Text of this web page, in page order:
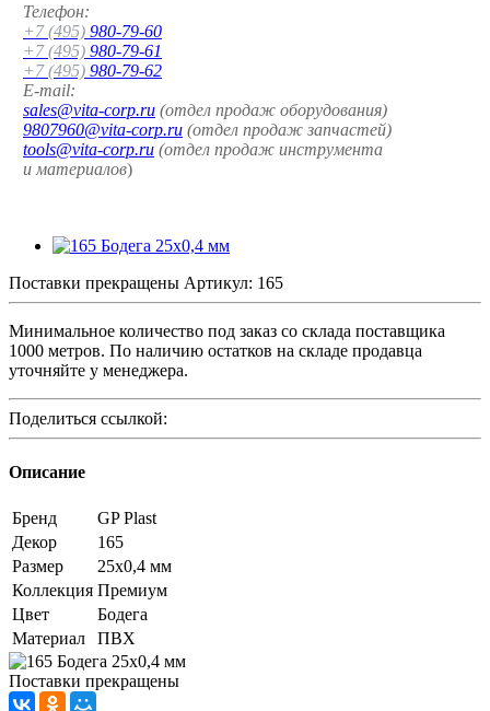
Телефон:
+7 (495) 980-79-60
+7 (495) 980-79-61
+7 (495) 980-79-62
E-mail:
sales@vita-corp.ru (отдел продаж оборудования)
9807960@vita-corp.ru (отдел продаж запчастей)
tools@vita-corp.ru (отдел продаж инструмента
и материалов)
Поставки прекращены Артикул: 165
Минимальное количество под заказ со склада поставщика
1000 метров. По наличию остатков на складе продавца
уточняйте у менеджера.
Поделиться ссылкой:
Описание
Бренд
GP Plast
Декор
165
Размер
25x0,4 мм
Коллекция Премиум
Цвет
Бодега
Материал
ПВХ
Поставки прекращены